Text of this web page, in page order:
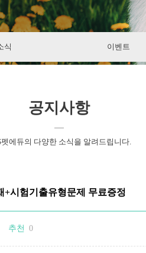
+시험기출유형문제 무료증정
추천 0